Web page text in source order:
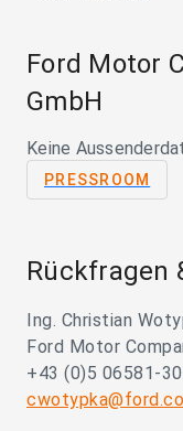
Ford Motor
GmbH
Keine
PRESSROOM
Rückfragen
Ing. Christian
Ford Motor
+43 (0)5 06581-